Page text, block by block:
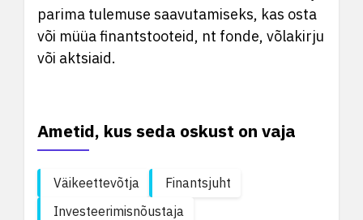
parima tulemuse saavutamiseks, kas osta
või müüa finantstooteid, nt fonde, võlakirju
või aktsiaid.
Ametid, kus seda oskust on vaja
Väikeettevõtja
Finantsjuht
Investeerimisnõustaja